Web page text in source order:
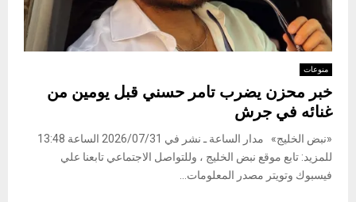
منوعات
خبر محزن يضرب تامر حسني قبل يومين من
غنائه في جرش
«نبض الخليج» مدار الساعة ـ نشر في 2026/07/31 الساعة 13:48
للمزيد: تابع موقع نبض الخليج ، وللتواصل الاجتماعي تابعنا علي
فيسبوك وتويتر مصدر المعلومات...